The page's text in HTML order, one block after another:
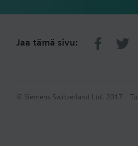
Jaa tämä sivu:
© Siemens Switzerland Ltd. 2017